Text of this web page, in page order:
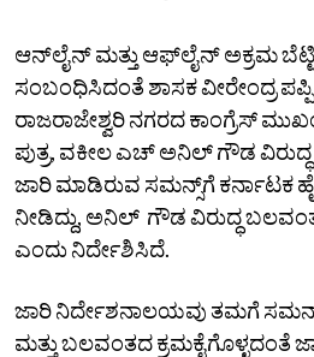
ಆನ್​ಲೈನ್ ಮತ್ತು ಆಫ್‌ಲೈನ್ ಅಕ್ರಮ
ಸಂಬಂಧಿಸಿದಂತೆ ಶಾಸಕ ವೀರೇಂದ್ರ
ರಾಜರಾಜೇಶ್ವರಿ ನಗರದ ಕಾಂಗ್ರೆಸ್‌
ಪುತ್ರ, ವಕೀಲ ಎಚ್‌ ಅನಿಲ್‌ ಗೌಡ
ಜಾರಿ ಮಾಡಿರುವ ಸಮನ್ಸ್‌ಗೆ ಕರ್ನಾಟಕ
ನೀಡಿದ್ದು, ಅನಿಲ್‌ ಗೌಡ ವಿರುದ್ಧ
ಎಂದು ನಿರ್ದೇಶಿಸಿದೆ.
ಜಾರಿ ನಿರ್ದೇಶನಾಲಯವು ತಮಗೆ
ಮತ್ತು ಬಲವಂತದ ಕ್ರಮಕೈಗೊಳ್ಳದಂತೆ